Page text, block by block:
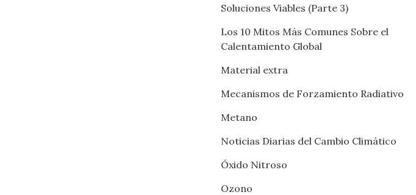
Soluciones Viables (Parte 3)
Los 10 Mitos Más Comunes Sobre el
Calentamiento Global
Material extra
Mecanismos de Forzamiento Radiativo
Metano
Noticias Diarias del Cambio Climático
Óxido Nitroso
Ozono